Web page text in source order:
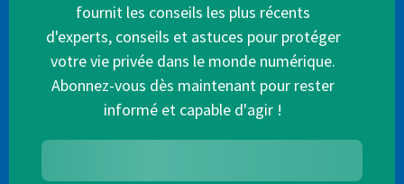
fournit les conseils les plus récents
d'experts, conseils et astuces pour protéger
votre vie privée dans le monde numérique.
Abonnez-vous dès maintenant pour rester
informé et capable d'agir !